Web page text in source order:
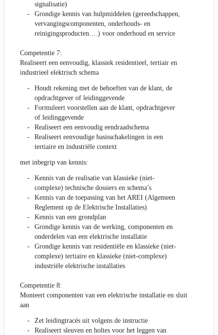
signalisatie)
Grondige kennis van hulpmiddelen (gereedschappen,
vervangingscomponenten, onderhouds- en
reinigingsproducten….) voor onderhoud en service
Competentie 7:
Realiseert een eenvoudig, klassiek residentieel, tertiair en
industrieel elektrisch schema
Houdt rekening met de behoeften van de klant, de
opdrachtgever of leidinggevende
Formuleert voorstellen aan de klant, opdrachtgever
of leidinggevende
Realiseert een eenvoudig eendraadschema
Realiseert eenvoudige basisschakelingen in een
tertiaire en industriële context
met inbegrip van kennis:
Kennis van de realisatie van klassieke (niet-
complexe) technische dossiers en schema’s
Kennis van de toepassing van het AREI (Algemeen
Reglement op de Elektrische Installaties)
Kennis van een grondplan
Grondige kennis van de werking, componenten en
onderdelen van een elektrische installatie
Grondige kennis van residentiële en klassieke (niet-
complexe) tertiaire en klassieke (niet-complexe)
industriële elektrische installaties
Competentie 8:
Monteert componenten van een elektrische installatie en sluit
aan
Zet leidingtracés uit volgens de instructie
Realiseert sleuven en holtes voor het leggen van